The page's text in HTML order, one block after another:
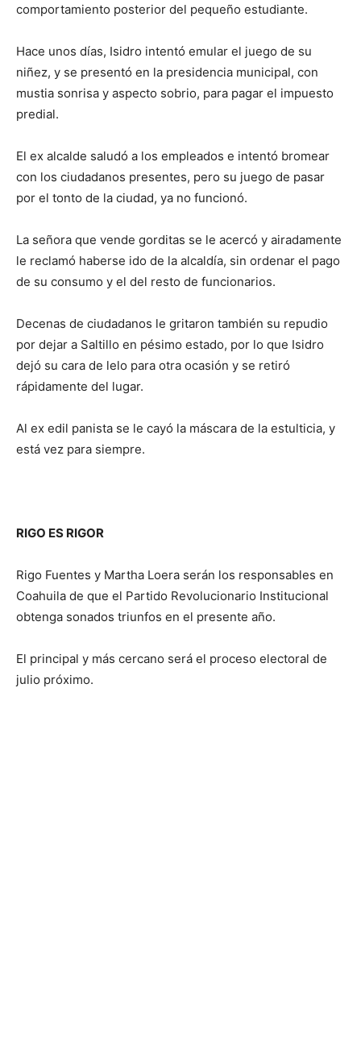
comportamiento posterior del pequeño estudiante.
Hace unos días, Isidro intentó emular el juego de su
niñez, y se presentó en la presidencia municipal, con
mustia sonrisa y aspecto sobrio, para pagar el impuesto
predial.
El ex alcalde saludó a los empleados e intentó bromear
con los ciudadanos presentes, pero su juego de pasar
por el tonto de la ciudad, ya no funcionó.
La señora que vende gorditas se le acercó y airadamente
le reclamó haberse ido de la alcaldía, sin ordenar el pago
de su consumo y el del resto de funcionarios.
Decenas de ciudadanos le gritaron también su repudio
por dejar a Saltillo en pésimo estado, por lo que Isidro
dejó su cara de lelo para otra ocasión y se retiró
rápidamente del lugar.
Al ex edil panista se le cayó la máscara de la estulticia, y
está vez para siempre.
RIGO ES RIGOR
Rigo Fuentes y Martha Loera serán los responsables en
Coahuila de que el Partido Revolucionario Institucional
obtenga sonados triunfos en el presente año.
El principal y más cercano será el proceso electoral de
julio próximo.